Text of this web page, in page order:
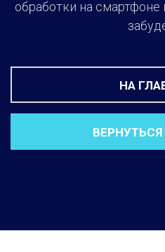
обработки на
НА